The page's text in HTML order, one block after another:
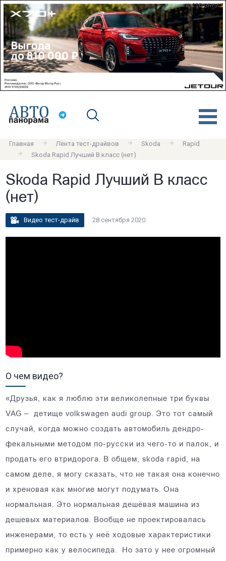
erid: 2SDnjdvnyL7
Главная Лента тест-драйвов Skoda
Rapid
Skoda Rapid Лучший B класс (нет)
Skoda Rapid Лучший B класс
(нет)
Видео тест-драйв 28 сентября 2020
О чем видео?
«Друзья, как я люблю эти великолепные три буквы
VAG – детище volkswagen audi group. Это тот самый
случай, когда можно создать автомобиль дендро-
фекальными методом по-русски из чего-то и палок, и
продать его втридорога. В общем, skoda rapid, на
самом деле, я могу сказать, что не такая она конечно
и хреновая как многие могут подумать. Она
нормальная. Это нормальная дешёвая машина из
дешевых материалов. Вообще не проектировалась
инженерами, то есть у неё ходовые характеристики
примерно как у велосипеда. Но зато у нее огромный